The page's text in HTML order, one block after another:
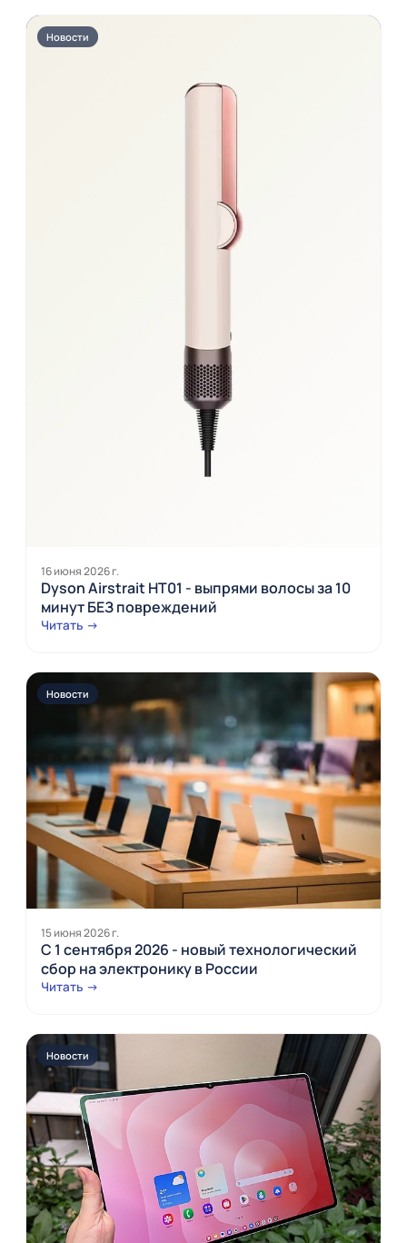
Новости
16 июня 2026 г.
Dyson Airstrait HT01 - выпрями волосы за 10
минут БЕЗ повреждений
Читать →
Новости
15 июня 2026 г.
С 1 сентября 2026 - новый технологический
сбор на электронику в России
Читать →
Новости